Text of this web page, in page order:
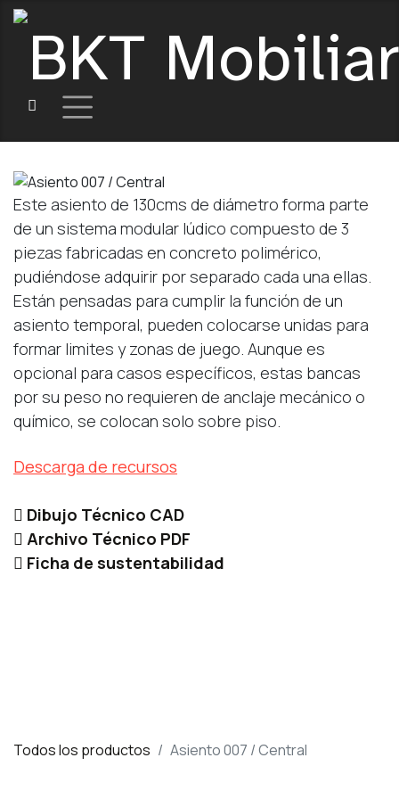
Este asiento de 130cms de diámetro forma parte
de un sistema modular lúdico compuesto de 3
piezas fabricadas en concreto polimérico,
pudiéndose adquirir por separado cada una ellas.
Están pensadas para cumplir la función de un
asiento temporal, pueden colocarse unidas para
formar limites y zonas de juego. Aunque es
opcional para casos específicos, estas bancas
por su peso no requieren de anclaje mecánico o
químico, se colocan solo sobre piso.
Descarga de recursos
Dibujo Técnico CAD
Archivo Técnico PDF
Ficha de sustentabilidad
Todos los productos Asiento 007 / Central